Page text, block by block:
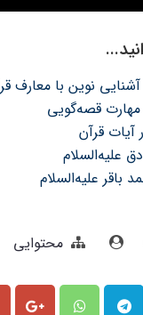
نوین با معارف
قصه‌گویی
آیات قرآن
علیه‌السلام
باقر علیه‌السلام
محتوایی